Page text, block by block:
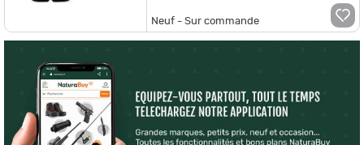
Neuf - Sur commande